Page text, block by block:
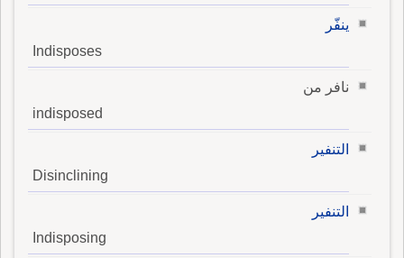
ينفّر
Indisposes
نافر من
indisposed
التنفير
Disinclining
التنفير
Indisposing